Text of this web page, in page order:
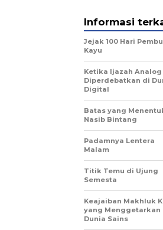
Informasi
Jejak 100 Hari
Kayu
Ketika Ijazah Analog
Diperdebatkan di
Digital
Batas yang
Nasib Bintang
Padamnya Lentera
Malam
Titik Temu di Ujung
Semesta
Keajaiban Makhluk
yang Menggetarkan
Dunia Sains